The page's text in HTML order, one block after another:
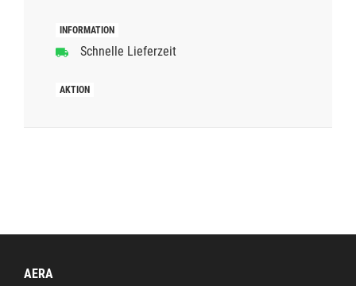
Schnelle Lieferzeit
AERA